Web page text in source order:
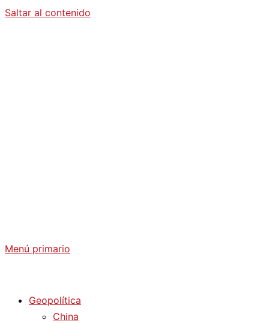
Saltar al contenido
Menú primario
Geopolítica
China